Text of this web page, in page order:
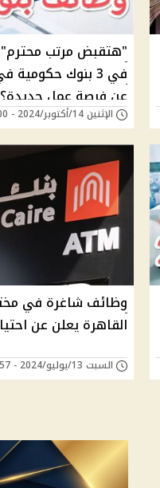
"هتقبض مرتب
في 3 بنوك
عن فرصة عمل جديدة؟
الإثنين 14/أكتوبر/2024 - 04:00 ص
وظائف شاغرة في
القاهرة يعلن عن
السبت 13/يوليو/2024 - 10:57 م